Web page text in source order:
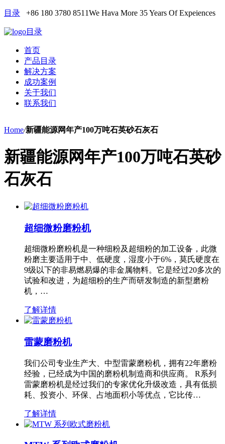
目录 +86 180 3780 8511We Hava More 35 Years Of Expeiences
目录
首页
产品目录
解决方案
成功案例
关于我们
联系我们
Home/新疆能源网年产100万吨石英砂石灰石
新疆能源网年产100万吨石英砂
石灰石
超细微粉磨粉机
超细微粉磨粉机是一种细粉及超细粉的加工设备，此微
粉磨主要适用于中、低硬度，湿度小于6%，莫氏硬度在
9级以下的非易燃易爆的非金属物料。它是经过20多次的
试验和改进，为超细粉的生产而研发制造的新型磨粉
机，…
了解详情
雷蒙磨粉机
我们公司专业生产大、中型雷蒙磨粉机，拥有22年磨粉
经验，已经成为中国的磨粉机制造商和供应商。 R系列
雷蒙磨粉机是经过我们的专家优化升级改造，具有低损
耗、投资小、环保、占地面积小等优点，它比传…
了解详情